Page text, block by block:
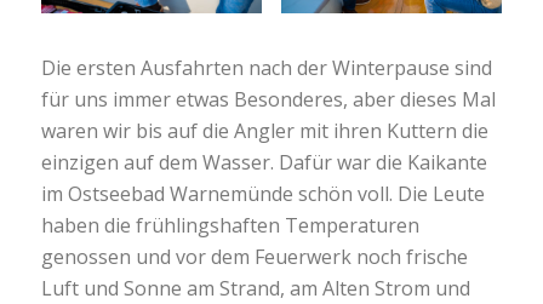
Die ersten Ausfahrten nach der Winterpause sind
für uns immer etwas Besonderes, aber dieses Mal
waren wir bis auf die Angler mit ihren Kuttern die
einzigen auf dem Wasser. Dafür war die Kaikante
im Ostseebad Warnemünde schön voll. Die Leute
haben die frühlingshaften Temperaturen
genossen und vor dem Feuerwerk noch frische
Luft und Sonne am Strand, am Alten Strom und